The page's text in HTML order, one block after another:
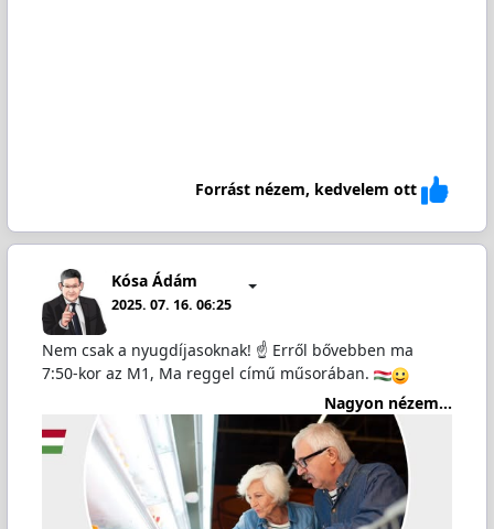
Forrást nézem, kedvelem ott
Kósa Ádám
2025. 07. 16. 06:25
Nem csak a nyugdíjasoknak! ☝️ Erről bővebben ma
7:50-kor az M1, Ma reggel című műsorában.
Nagyon nézem...